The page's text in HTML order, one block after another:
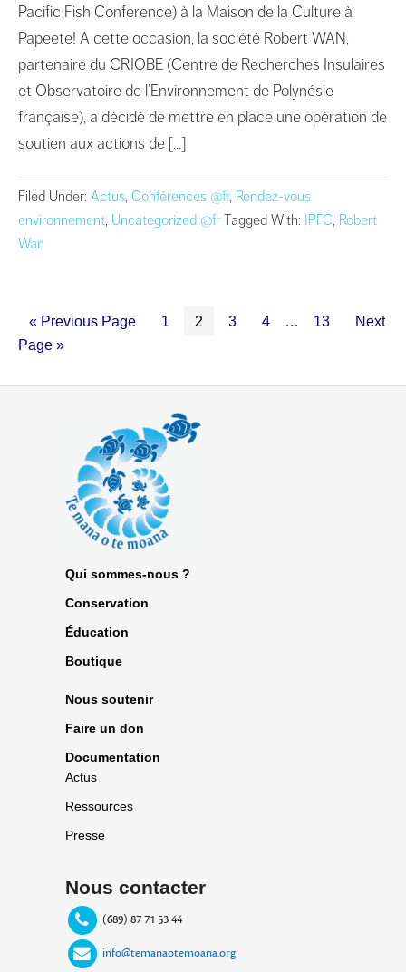
Pacific Fish Conference) à la Maison de la Culture à
Papeete! A cette occasion, la société Robert WAN,
partenaire du CRIOBE (Centre de Recherches Insulaires
et Observatoire de l’Environnement de Polynésie
française), a décidé de mettre en place une opération de
soutien aux actions de […]
Filed Under: Actus, Conférences @fr, Rendez-vous
environnement, Uncategorized @fr Tagged With: IPFC, Robert
Wan
« Previous Page 1 2 3 4 … 13
Next
Page »
Qui sommes-nous ?
Conservation
Éducation
Boutique
Nous soutenir
Faire un don
Documentation
Actus
Ressources
Presse
Nous contacter
(689) 87 71 53 44
info@temanaotemoana.org